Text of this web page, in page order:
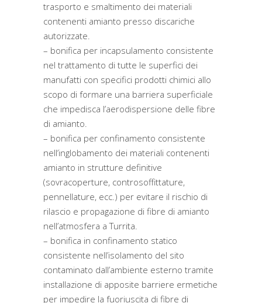
trasporto e smaltimento dei materiali
contenenti amianto presso discariche
autorizzate.
– bonifica per incapsulamento consistente
nel trattamento di tutte le superfici dei
manufatti con specifici prodotti chimici allo
scopo di formare una barriera superficiale
che impedisca l’aerodispersione delle fibre
di amianto.
– bonifica per confinamento consistente
nell’inglobamento dei materiali contenenti
amianto in strutture definitive
(sovracoperture, controsoffittature,
pennellature, ecc.) per evitare il rischio di
rilascio e propagazione di fibre di amianto
nell’atmosfera a Turrita.
– bonifica in confinamento statico
consistente nell’isolamento del sito
contaminato dall’ambiente esterno tramite
installazione di apposite barriere ermetiche
per impedire la fuoriuscita di fibre di